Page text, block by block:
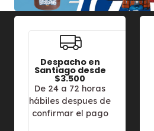
Despacho en
Santiago desde
$3.500
De 24 a 72 horas
hábiles despues de
confirmar el pago